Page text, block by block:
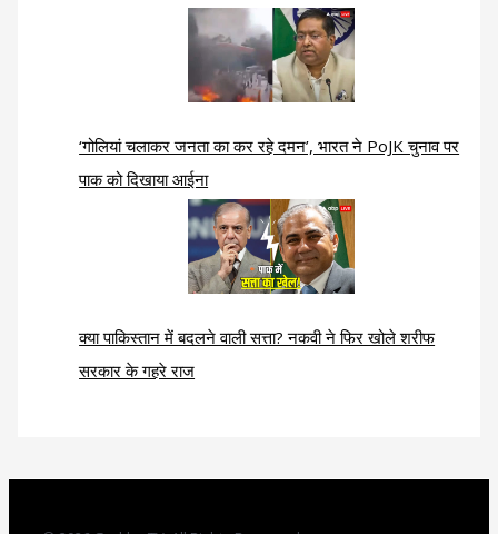
‘गोलियां चलाकर जनता का कर रहे दमन’, भारत ने PoJK चुनाव पर
पाक को दिखाया आईना
क्या पाकिस्तान में बदलने वाली सत्ता? नकवी ने फिर खोले शरीफ
सरकार के गहरे राज